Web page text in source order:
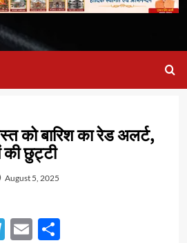
को बारिश का रेड अलर्ट,
छुट्टी
August 5, 2025
Telegram
EmailShare